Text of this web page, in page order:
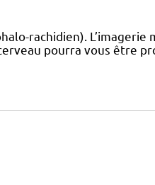
rachidien). L’imagerie
pourra vous être